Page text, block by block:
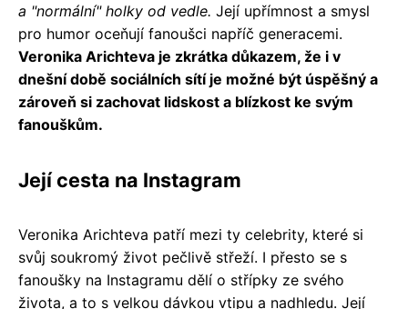
a "normální" holky od vedle. Její upřímnost a smysl
pro humor oceňují fanoušci napříč generacemi.
Veronika Arichteva je zkrátka důkazem, že i v
dnešní době sociálních sítí je možné být úspěšný a
zároveň si zachovat lidskost a blízkost ke svým
fanouškům.
Její cesta na Instagram
Veronika Arichteva patří mezi ty celebrity, které si
svůj soukromý život pečlivě střeží. I přesto se s
fanoušky na Instagramu dělí o střípky ze svého
života, a to s velkou dávkou vtipu a nadhledu. Její